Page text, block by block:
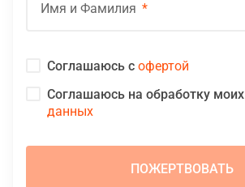
Имя и Фамилия
Соглашаюсь с офертой
Соглашаюсь на обработку моих
данных